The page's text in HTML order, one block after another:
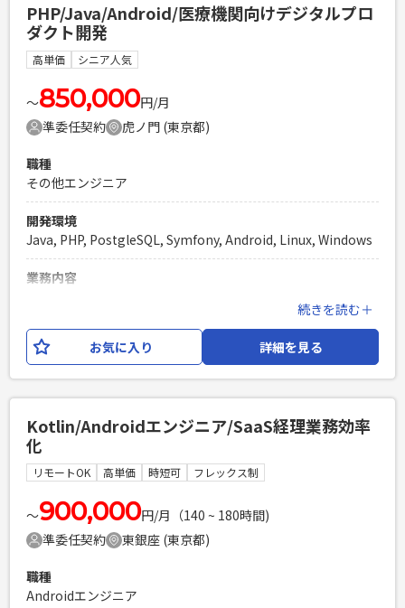
必須スキル
・JavaまたはKotlinを用いた、BtoB向けAndroidアプリの開
発経験（2年以上） ・Android Studioでの開発実務経験 ・
Android SDKの深い理解と実践経験 ・HTTP通信を用いたア
プリ開発の実務経験
PHPを用いたWebサービスの開発経験4年以上
Laravelを用いた開発経験1年以上
エンジニア複数人のチームでの開発経験
PHP/Java/Android/医療機関向けデジタルプロ
ダクト開発
高単価 シニア人気
〜850,000円/月
準委任契約
虎ノ門 (東京都)
職種
その他エンジニア
開発環境
Java, PHP, PostgleSQL, Symfony, Android, Linux, Windows
業務内容
援ツールを開発しております。 今回の案件では、既存システ
ムの機能拡張（PHP/Symfony）及びネイティブアプリの改修
対応（Android/Java）をお願いいたします。 ネットワークの
Windows,Linux,Android インフラ：オンプレミス,VMware
DB：PostgreSQL その他：Backlog,Docker
必須スキル
・PHP,Java,C#などを使用したWebシステムの開発経験（実務
で4年以上） ・PostgreSQL,MySQL,OracleのいずれかのDBを
利用した開発経験 ・Android/Javaでのネイティブアプリ開発
ど）
続きを読む＋
お気に入り 詳細を見る
Kotlin/Androidエンジニア/SaaS経理業務効率
化
リモートOK 高単価 時短可 フレックス制
〜900,000円/月（140 ~ 180時間)
準委任契約
東銀座 (東京都)
職種
Androidエンジニア